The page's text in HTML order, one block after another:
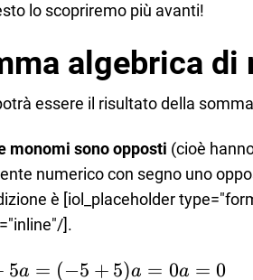
lo scopriremo più avanti!
algebrica di
essere il risultato della
monomi sono opposti (cioè
numerico con segno uno
è [iol_placeholder
].
5a = (−5 + 5)a = 0a = 0